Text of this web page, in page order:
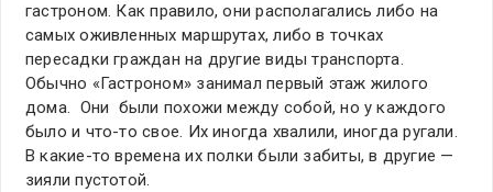
гастроном. Как правило, они располагались либо на
самых оживленных маршрутах, либо в точках
пересадки граждан на другие виды транспорта.
Обычно «Гастроном» занимал первый этаж жилого
дома. Они были похожи между собой, но у каждого
было и что-то свое. Их иногда хвалили, иногда ругали.
В какие-то времена их полки были забиты, в другие —
зияли пустотой.